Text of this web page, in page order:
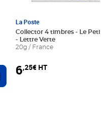
au panier
La Poste
Collector 4 timbres - Le Petit
- Lettre Verte
20g / France
6,25€ HT